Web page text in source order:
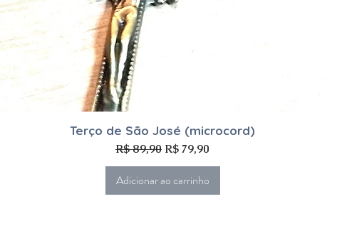
Visualização rápida
Terço de São José (microcord)
Preço normal
R$ 89,90 Preço promocional
R$ 79,90
Adicionar ao carrinho